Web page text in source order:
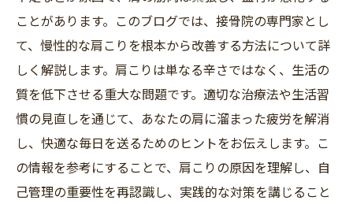
ことがあります。このブログでは、接骨院の専門家とし
て、慢性的な肩こりを根本から改善する方法について詳
しく解説します。肩こりは単なる辛さではなく、生活の
質を低下させる重大な問題です。適切な治療法や生活習
慣の見直しを通じて、あなたの肩に溜まった疲労を解消
し、快適な毎日を送るためのヒントをお伝えします。こ
の情報を参考にすることで、肩こりの原因を理解し、自
己管理の重要性を再認識し、実践的な対策を講じること